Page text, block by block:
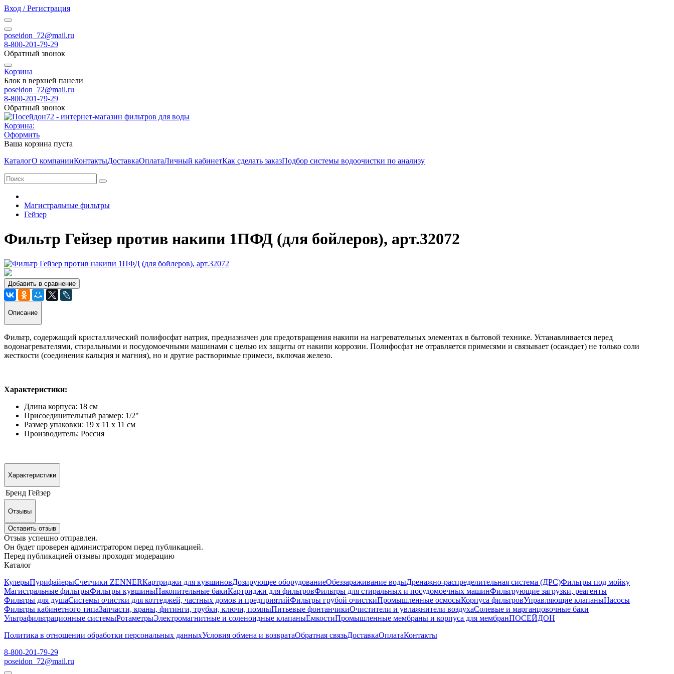
Вход / Регистрация
poseidon_72@mail.ru
8-800-201-79-29
Обратный звонок
Корзина
Блок в верхней панели
poseidon_72@mail.ru
8-800-201-79-29
Обратный звонок
Корзина:
Оформить
Ваша корзина пуста
КаталогО компанииКонтактыДоставкаОплатаЛичный кабинетКак сделать заказПодбор системы водоочистки по анализу
Магистральные фильтры
Гейзер
Фильтр Гейзер против накипи 1ПФД (для бойлеров), арт.32072
Добавить в сравнение
Описание
Фильтр, содержащий кристаллический полифосфат натрия, предназначен для предотвращения накипи на нагревательных элементах в бытовой технике. Устанавливается перед
водонагревателями, стиральными и посудомоечными машинами с целью их защиты от накипи коррозии. Полифосфат не отравляется примесями и связывает (осаждает) не только соли
жесткости (соединения кальция и магния), но и другие растворимые примеси, включая железо.
Характеристики:
Длина корпуса: 18 см
Присоединительный размер: 1/2"
Размер упаковки: 19 х 11 х 11 см
Производитель: Россия
Характеристики
Бренд Гейзер
Отзывы
Оставить отзыв
Отзыв успешно отправлен.
Он будет проверен администратором перед публикацией.
Перед публикацией отзывы проходят модерацию
Каталог
КулерыПурифайерыСчетчики ZENNERКартриджи для кувшиновДозирующее оборудованиеОбеззараживание водыДренажно-распределительная система (ДРС)Фильтры под мойку
Магистральные фильтрыФильтры кувшиныНакопительные бакиКартриджи для фильтровФильтры для стиральных и посудомоечных машинФильтрующие загрузки, реагенты
Фильтры для душаСистемы очистки для коттеджей, частных домов и предприятийФильтры грубой очисткиПромышленные осмосыКорпуса фильтровУправляющие клапаныНасосы
Фильтры кабинетного типаЗапчасти, краны, фитинги, трубки, ключи, помпыПитьевые фонтанчикиОчистители и увлажнители воздухаСолевые и марганцовочные баки
Ультрафильтрационные системыРотаметрыЭлектромагнитные и соленоидные клапаныЕмкостиПромышленные мембраны и корпуса для мембранПОСЕЙДОН
Политика в отношении обработки персональных данныхУсловия обмена и возвратаОбратная связьДоставкаОплатаКонтакты
8-800-201-79-29
poseidon_72@mail.ru